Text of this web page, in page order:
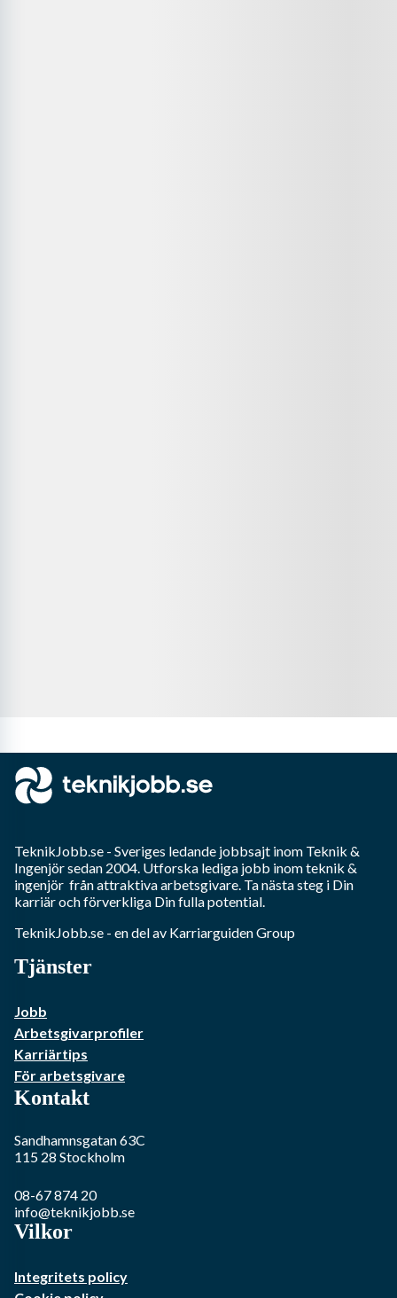
TeknikJobb.se - Sveriges ledande jobbsajt inom Teknik &
Ingenjörsedan 2004. Utforska lediga jobb inomteknik &
ingenjör från attraktiva arbetsgivare. Ta nästa steg i Din
karriär och förverkliga Din fulla potential.
TeknikJobb.se - en del av Karriarguiden Group
Tjänster
Jobb
Arbetsgivarprofiler
Karriärtips
För arbetsgivare
Kontakt
Sandhamnsgatan 63C
115 28 Stockholm
08-67 874 20
info@teknikjobb.se
Vilkor
Integritets policy